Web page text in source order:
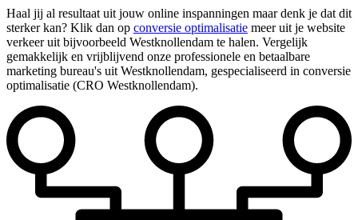
Haal jij al resultaat uit jouw online inspanningen maar denk je dat dit
sterker kan? Klik dan op conversie optimalisatie meer uit je website
verkeer uit bijvoorbeeld Westknollendam te halen. Vergelijk
gemakkelijk en vrijblijvend onze professionele en betaalbare
marketing bureau's uit Westknollendam, gespecialiseerd in conversie
optimalisatie (CRO Westknollendam).